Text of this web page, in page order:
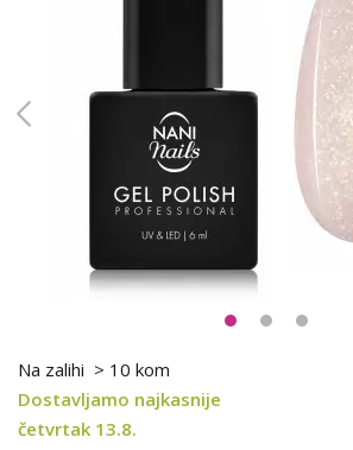
Na zalihi > 10 kom
Dostavljamo najkasnije
četvrtak 13.8.